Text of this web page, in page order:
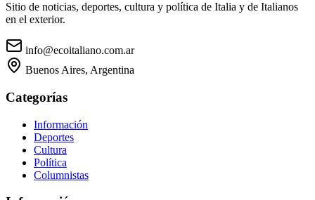
Sitio de noticias, deportes, cultura y política de Italia y de Italianos
en el exterior.
info@ecoitaliano.com.ar
Buenos Aires, Argentina
Categorías
Información
Deportes
Cultura
Política
Columnistas